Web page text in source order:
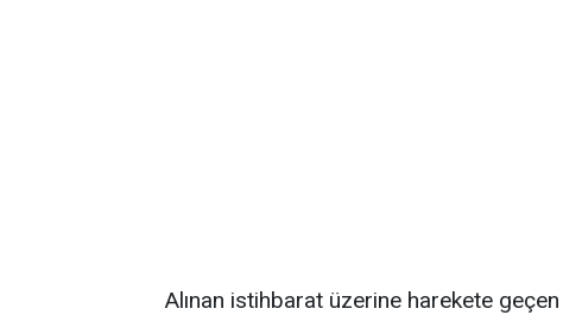
Alınan istihbarat üzerine harekete